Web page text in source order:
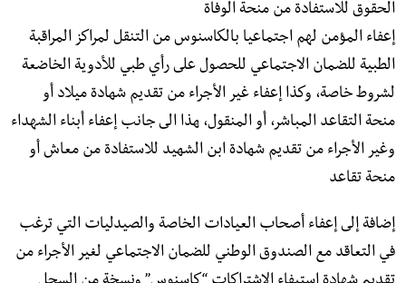
الحقوق للاستفادة من منحة الوفاة
إعفاء المؤمن لهم اجتماعيا بالكاسنوس من التنقل لمراكز المراقبة
الطبية للضمان الاجتماعي للحصول على رأي طبي للأدوية الخاضعة
لشروط خاصة، وكذا إعفاء غیر الأجراء من تقديم شھادة میلاد أو
منحة التقاعد المباشر، أو المنقول، ھذا الى جانب إعفاء أبناء الشهداء
وغیر الأجراء من تقديم شھادة ابن الشھید للاستفادة من معاش أو
منحة تقاعد
إضافة إلى إعفاء أصحاب العيادات الخاصة والصيدليات التي ترغب
في التعاقد مع الصندوق الوطني للضمان الاجتماعي لغير الأجراء من